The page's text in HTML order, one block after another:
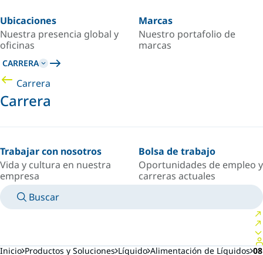
Ubicaciones
Nuestra presencia global y
oficinas
Marcas
Nuestro portafolio de
marcas
CARRERA
Carrera
Carrera
Trabajar con nosotros
Vida y cultura en nuestra
empresa
Bolsa de trabajo
Oportunidades de empleo y
carreras actuales
Buscar
Inicio Productos y Soluciones Líquido Alimentación de Líquidos